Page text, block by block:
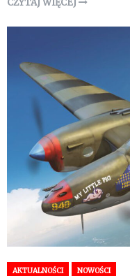
AKTUALNOŚCI NOWOŚCI